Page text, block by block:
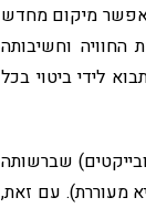
מאפשר מיקום מחדש
החוויה וחשיבותה
לידי ביטוי בכל
שברשותה
מעוררת). עם זאת,